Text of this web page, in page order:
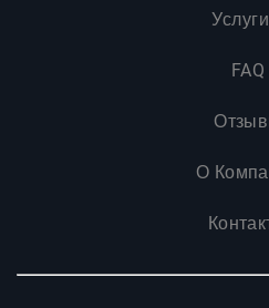
Услуги
FAQ
О